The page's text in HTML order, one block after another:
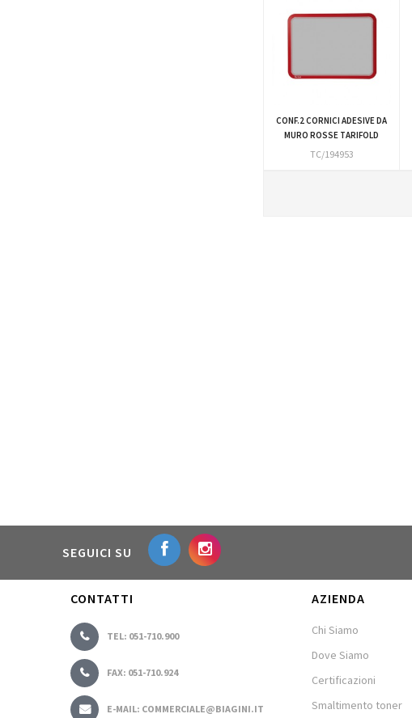
CONF.2 CORNICI ADESIVE DA
MURO ROSSE TARIFOLD
TC/194953
SEGUICI SU
CONTATTI
TEL: 051-710.900
FAX: 051-710.924
E-MAIL: COMMERCIALE@BIAGINI.IT
AZIENDA
Chi Siamo
Dove Siamo
Certificazioni
Smaltimento toner